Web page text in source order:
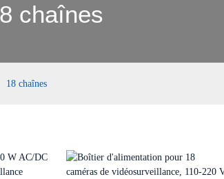
chaînes
18 chaînes